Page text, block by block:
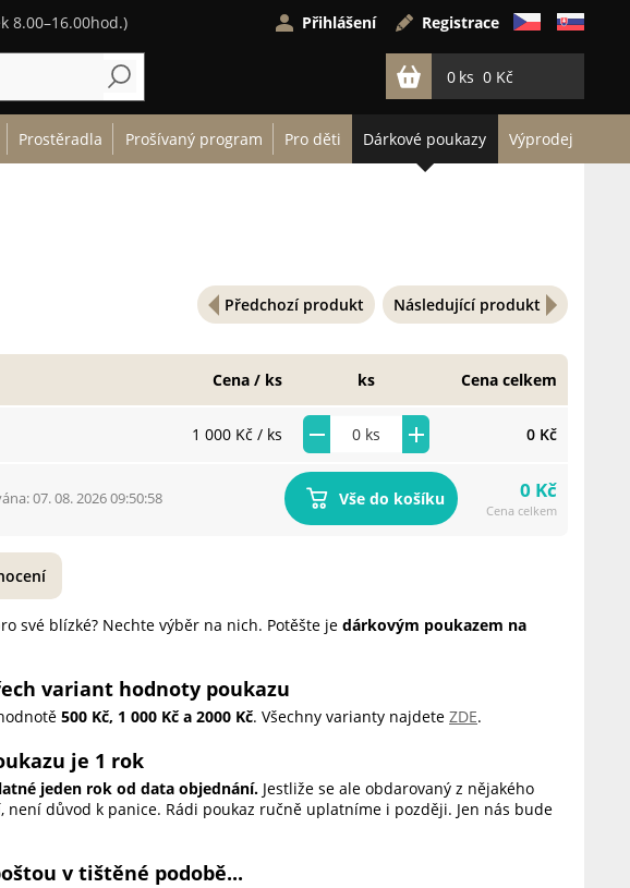
8.00–16.00hod.) Přihlášení Registrace
0 0 Kč
Prostěradla Prošívaný program Pro děti Dárkové poukazy Výprodej
Předchozí produkt Následující produkt
1 000 Kč / ks 0 Kč
Cena / ks ks Cena celkem
07. 08. 2026 09:50:58 Vše do košíku 0 Kč
Cena celkem
své blízké? Nechte výběr na nich. Potěšte je dárkovým poukazem na
variant hodnoty poukazu
500 Kč, 1 000 Kč a 2000 Kč. Všechny varianty najdete ZDE.
je 1 rok
jeden rok od data objednání. Jestliže se ale obdarovaný z nějakého
není důvod k panice. Rádi poukaz ručně uplatníme i později. Jen nás bude
v tištěné podobě...